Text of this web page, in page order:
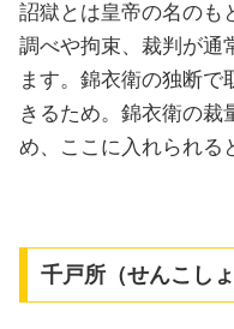
詔獄とは皇帝の名のも
調べや拘束、裁判が通
ます。錦衣衛の独断で
きるため。錦衣衛の裁
め、ここに入れられる
千戸所（せんこしょ